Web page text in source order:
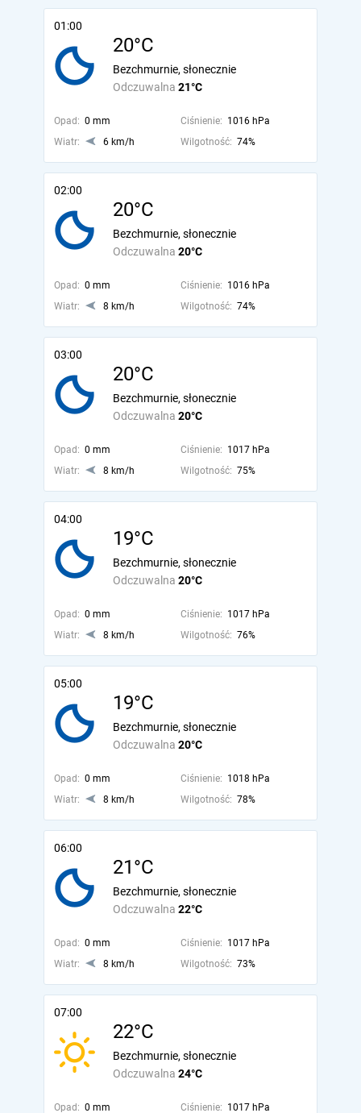
01:00
20°C
Odczuwalna 21°C
Bezchmurnie, słonecznie
Opad: 0 mm Ciśnienie: 1016 hPa
Wiatr:
6 km/h Wilgotność: 74%
02:00
20°C
Odczuwalna 20°C
Bezchmurnie, słonecznie
Opad: 0 mm Ciśnienie: 1016 hPa
Wiatr:
8 km/h Wilgotność: 74%
03:00
20°C
Odczuwalna 20°C
Bezchmurnie, słonecznie
Opad: 0 mm Ciśnienie: 1017 hPa
Wiatr:
8 km/h Wilgotność: 75%
04:00
19°C
Odczuwalna 20°C
Bezchmurnie, słonecznie
Opad: 0 mm Ciśnienie: 1017 hPa
Wiatr:
8 km/h Wilgotność: 76%
05:00
19°C
Odczuwalna 20°C
Bezchmurnie, słonecznie
Opad: 0 mm Ciśnienie: 1018 hPa
Wiatr:
8 km/h Wilgotność: 78%
06:00
21°C
Odczuwalna 22°C
Bezchmurnie, słonecznie
Opad: 0 mm Ciśnienie: 1017 hPa
Wiatr:
8 km/h Wilgotność: 73%
07:00
22°C
Odczuwalna 24°C
Bezchmurnie, słonecznie
Opad: 0 mm Ciśnienie: 1017 hPa